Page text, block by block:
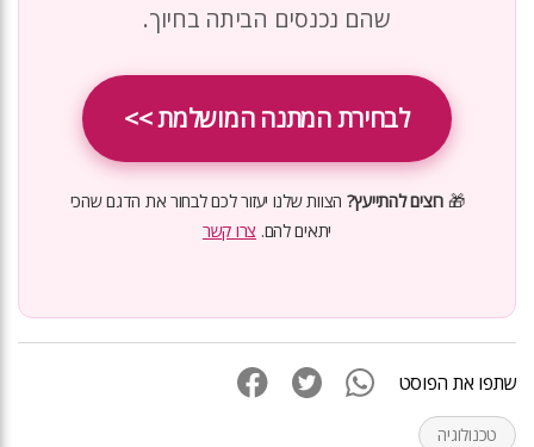
שהם נכנסים הביתה בחיוך.
לבחירת המתנה המושלמת >>
🎁רוצים להתייעץ? הצוות שלנו יעזור לכם לבחור את הדגם שהכי
יתאים להם. צרו קשר
שתפו את הפוסט
טכנולוגיה